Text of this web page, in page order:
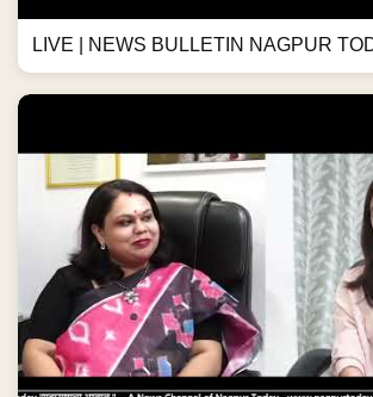
LIVE | NEWS BULLETIN NAGPUR